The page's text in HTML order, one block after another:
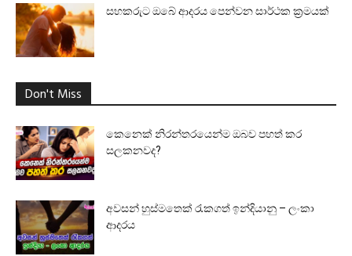
සහකරුට ඔබේ ආදරය පෙන්වන සාර්ථක ක්‍රමයක්
Don't Miss
කෙනෙක් නිරන්තරයෙන්ම ඔබව පහත් කර
සලකනවද?
අවසන් හුස්මතෙක් රැකගත් ඉන්දියානු – ලංකා
ආදරය